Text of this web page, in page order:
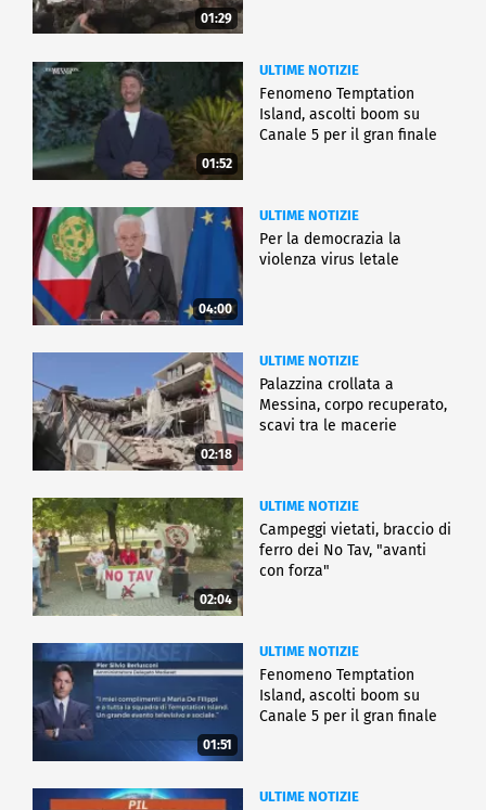
01:29
01:52
ULTIME NOTIZIE
Fenomeno Temptation
Island, ascolti boom su
Canale 5 per il gran finale
04:00
ULTIME NOTIZIE
Per la democrazia la
violenza virus letale
02:18
ULTIME NOTIZIE
Palazzina crollata a
Messina, corpo recuperato,
scavi tra le macerie
02:04
ULTIME NOTIZIE
Campeggi vietati, braccio di
ferro dei No Tav, "avanti
con forza"
01:51
ULTIME NOTIZIE
Fenomeno Temptation
Island, ascolti boom su
Canale 5 per il gran finale
ULTIME NOTIZIE